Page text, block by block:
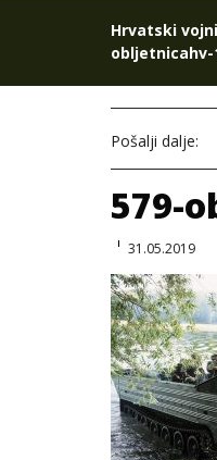
Hrvatski
obljetnicahv-
Pošalji dalje:
579-
31.05.2019